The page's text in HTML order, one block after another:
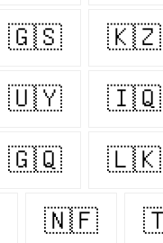
🇬🇸 🇰🇿
🇺🇾 🇮🇶
🇬🇶 🇱🇰
🇳🇫